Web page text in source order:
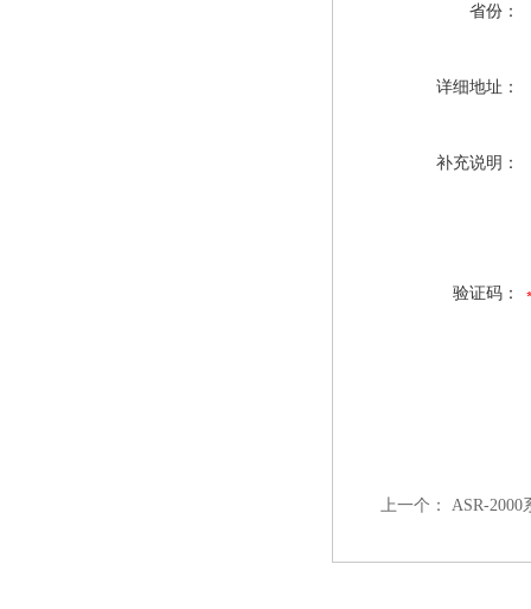
省份：
详细地址：
补充说明：
验证码：
上一个： ASR-2000